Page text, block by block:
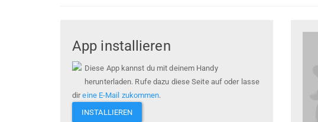
App installieren
Diese App kannst du mit deinem Handy
herunterladen. Rufe dazu diese Seite auf oder lasse
direine E-Mail zukommen.
INSTALLIEREN